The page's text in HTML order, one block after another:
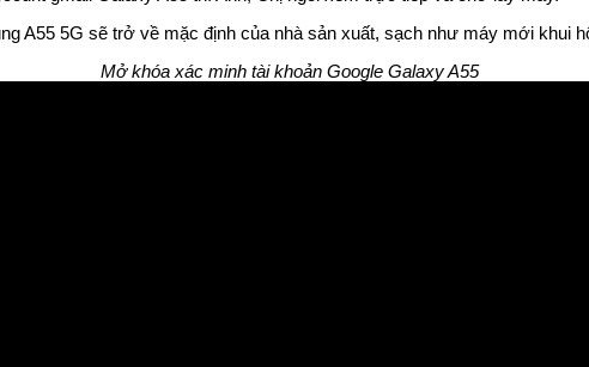
A55 5G sẽ trở về mặc định của nhà sản xuất, sạch như máy mới khui
Mở khóa xác minh tài khoản Google Galaxy A55